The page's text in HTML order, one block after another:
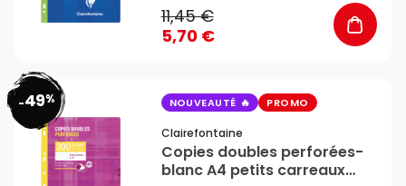
11,45 €
5,70 €
-49% NOUVEAUTÉ PROMO
Clairefontaine
Copies doubles perforées-
blanc A4 petits carreaux